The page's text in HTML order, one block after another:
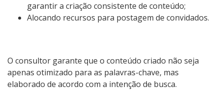
garantir a criação consistente de conteúdo;
Alocando recursos para postagem de convidados.
O consultor garante que o conteúdo criado não seja
apenas otimizado para as palavras-chave, mas
elaborado de acordo com a intenção de busca.